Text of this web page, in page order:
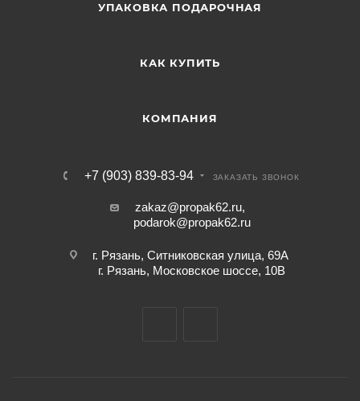
УПАКОВКА ПОДАРОЧНАЯ
КАК КУПИТЬ
КОМПАНИЯ
+7 (903) 839-83-94 ЗАКАЗАТЬ ЗВОНОК
zakaz@propak62.ru,
podarok@propak62.ru
г. Рязань, Ситниковская улица, 69А
г. Рязань, Московское шоссе, 10В